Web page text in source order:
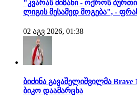
"კვარას მიზანი - ოქროს
ლიგის მესამედ მოგება", -
02 აგვ 2026, 01:38
ბიძინა გავაშელიშვილმა
ბიკო დაამარცხა